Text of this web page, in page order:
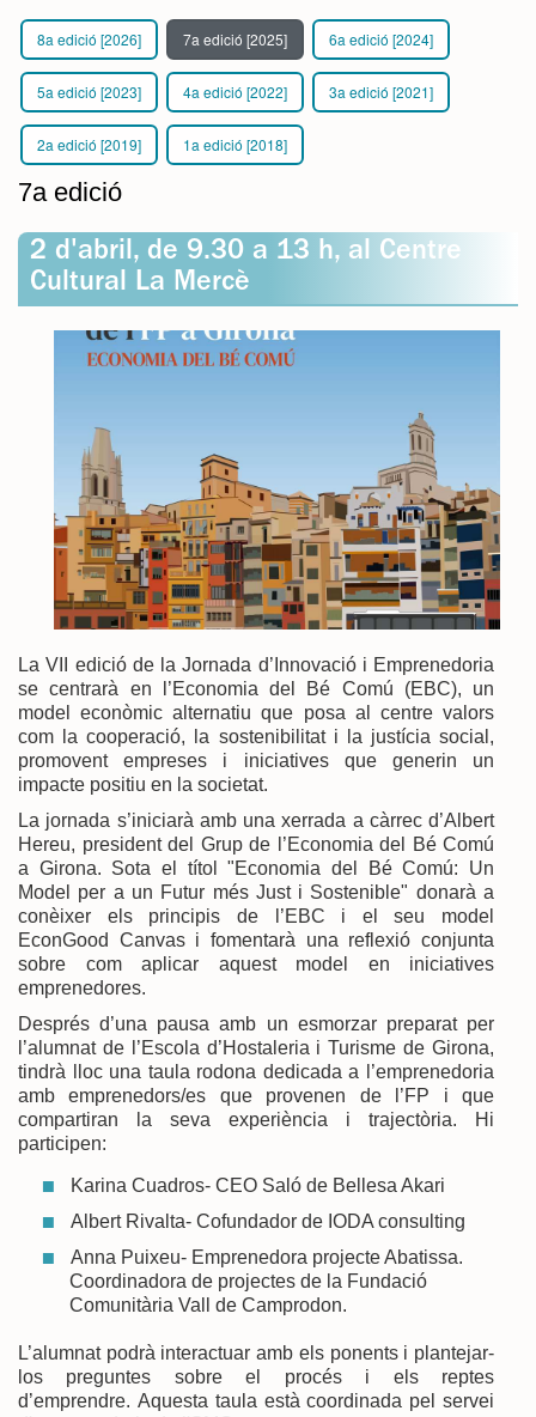
8a edició [2026] 7a edició [2025] 6a edició [2024]
5a edició [2023] 4a edició [2022] 3a edició [2021]
2a edició [2019] 1a edició [2018]
7a edició
2 d'abril, de 9.30 a 13 h, al Centre
Cultural La Mercè
La VII edició de la Jornada d’Innovació i Emprenedoria
se centrarà en l’Economia del Bé Comú (EBC), un
model econòmic alternatiu que posa al centre valors
com la cooperació, la sostenibilitat i la justícia social,
promovent empreses i iniciatives que generin un
impacte positiu en la societat.
La jornada s’iniciarà amb una xerrada a càrrec d’Albert
Hereu, president del Grup de l’Economia del Bé Comú
a Girona. Sota el títol "Economia del Bé Comú: Un
Model per a un Futur més Just i Sostenible" donarà a
conèixer els principis de l’EBC i el seu model
EconGood Canvas i fomentarà una reflexió conjunta
sobre com aplicar aquest model en iniciatives
emprenedores.
Després d’una pausa amb un esmorzar preparat per
l’alumnat de l’Escola d’Hostaleria i Turisme de Girona,
tindrà lloc una taula rodona dedicada a l’emprenedoria
amb emprenedors/es que provenen de l’FP i que
compartiran la seva experiència i trajectòria. Hi
participen:
Karina Cuadros- CEO Saló de Bellesa Akari
Albert Rivalta- Cofundador de IODA consulting
Anna Puixeu- Emprenedora projecte Abatissa.
Coordinadora de projectes de la Fundació
Comunitària Vall de Camprodon.
L’alumnat podrà interactuar amb els ponents i plantejar-
los preguntes sobre el procés i els reptes
d’emprendre. Aquesta taula està coordinada pel servei